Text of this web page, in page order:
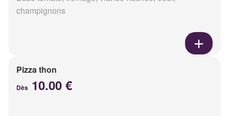
champignons
Pizza thon
Dès 10.00 €